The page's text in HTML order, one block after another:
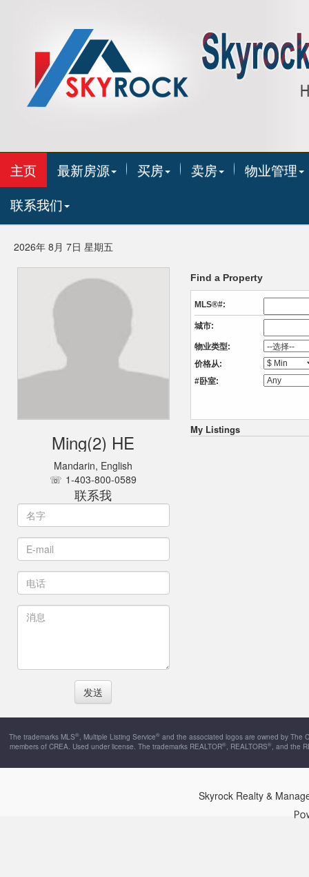
主页 最新房源 买房 卖房
物业管理
联系我们
2026年 8月 7日 星期五
Ming(2) HE
Mandarin, English
1-403-800-0589
联系我
Find a Property
MLS®#:
城市:
物业类型:
价格从:
#卧室:
My Listings
The trademarks MLS®, Multiple Listing Service®and the associated logos are owned by The
members of CREA. Used under license. The trademarks REALTOR®, REALTORS®, and the
Skyrock Realty &